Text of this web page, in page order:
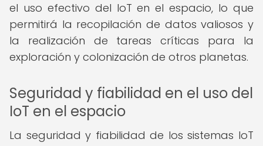
el uso efectivo del IoT en el espacio, lo que
permitirá la recopilación de datos valiosos y
la realización de tareas críticas para la
exploración y colonización de otros planetas.
Seguridad y fiabilidad en el uso del
IoT en el espacio
La seguridad y fiabilidad de los sistemas IoT